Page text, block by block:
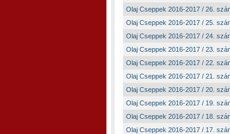
Olaj Cseppek 2016-2017 / 26.
Olaj Cseppek 2016-2017 / 25.
Olaj Cseppek 2016-2017 / 24.
Olaj Cseppek 2016-2017 / 23.
Olaj Cseppek 2016-2017 / 22.
Olaj Cseppek 2016-2017 / 21.
Olaj Cseppek 2016-2017 / 20.
Olaj Cseppek 2016-2017 / 19.
Olaj Cseppek 2016-2017 / 18.
Olaj Cseppek 2016-2017 / 17.